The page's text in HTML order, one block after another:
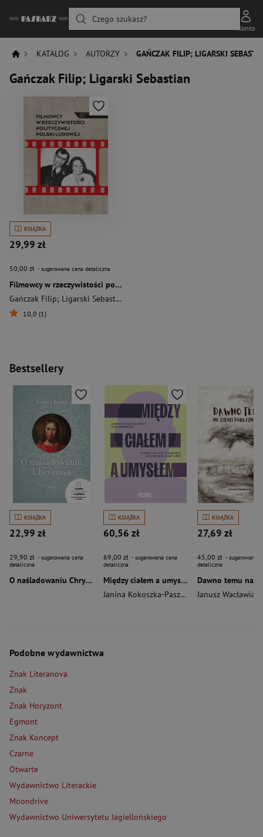
Czego szukasz?
Konto
KATALOG AUTORZY GAŃCZAK FILIP; LIGARSKI
Gańczak Filip; Ligarski Sebastian
KSIĄŻKA
29,99 zł
50,00 zł - sugerowana cena detaliczna
Filmowcy w rzeczywistości politycznej Polski Ludowej
Gańczak Filip; Ligarski Sebastian
10,0 (1)
Bestsellery
KSIĄŻKA
22,99 zł
29,90 zł - sugerowana cena
detaliczna
O naśladowaniu Chrystusa wyd. 2026
KSIĄŻKA
60,56 zł
69,00 zł - sugerowana cena
detaliczna
Między ciałem a umysłem
Janina Kokoszka-Paszkot
Piotr Wierzbiński
KSIĄŻKA
27,69 zł
45,00 zł - sugerowana
detaliczna
Janusz Wacławiak
Podobne wydawnictwa
Znak Literanova
Znak
Znak Horyzont
Egmont
Znak Koncept
Czarne
Otwarte
Wydawnictwo Literackie
Moondrive
Wydawnictwo Uniwersytetu Jagiellońskiego